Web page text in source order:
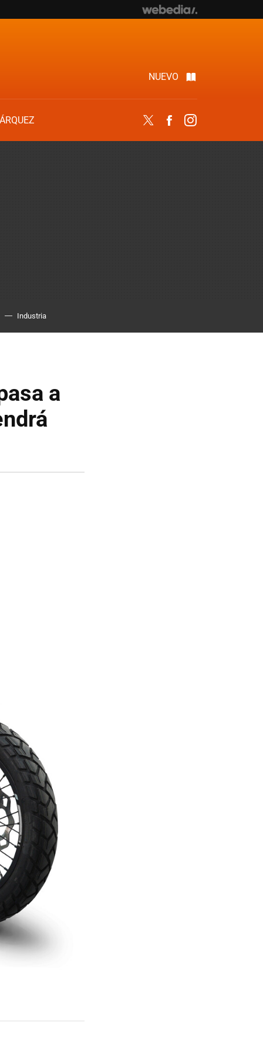
NUEVO
Twitter Facebook
Industria
a